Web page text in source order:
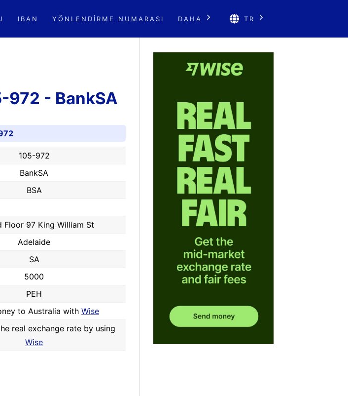
IBAN YÖNLENDIRME NUMARASI DAHA TR
972 - BankSA
105-972
BankSA
BSA
Floor 97 King William St
Adelaide
SA
5000
PEH
to Australia with Wise
real exchange rate by using
Wise